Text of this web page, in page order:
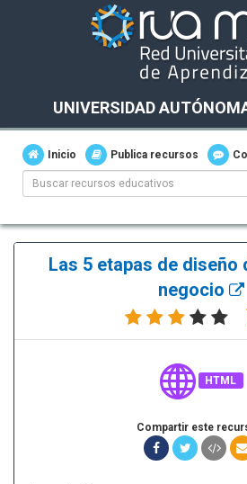
UNIVERSIDAD
Inicio Publica recursos
Las 5 etapas de diseño
negocio
HTML
Compartir este